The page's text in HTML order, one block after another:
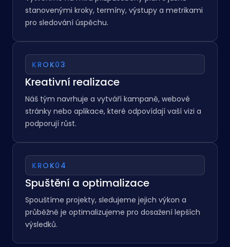
Plánování strategie
pro sledování úspěchu.
KROK 03
Kreativní realizace
podporují růst.
KROK04
Spuštění a optimalizace